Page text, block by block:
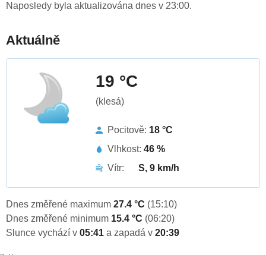
Naposledy byla aktualizována dnes v 23:00.
Aktuálně
19 °C
(klesá)
Pocitově: 18 °C
Vlhkost: 46 %
Vítr:
S, 9 km/h
Dnes změřené maximum 27.4 °C (15:10)
Dnes změřené minimum 15.4 °C (06:20)
Slunce vychází v 05:41 a zapadá v 20:39